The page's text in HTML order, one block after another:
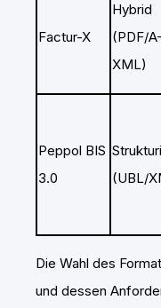
Factur-X
Hybrid
(PDF/
XML)
Peppol BIS
3.0
(UBL/
Die Wahl des
und dessen